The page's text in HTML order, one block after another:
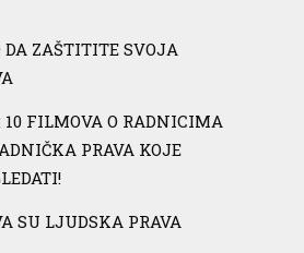
DA ZAŠTITITE SVOJA
10 FILMOVA O RADNICIMA
PRAVA KOJE
SU LJUDSKA PRAVA